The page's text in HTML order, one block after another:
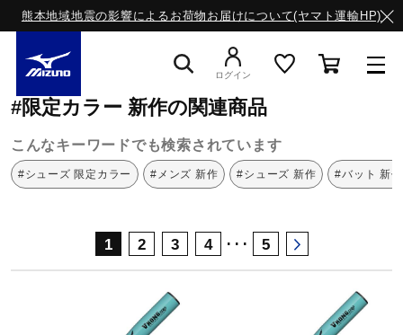
熊本地域地震の影響によるお荷物お届けについて(ヤマト運輸HP)
ライフスタイルウエア
ランニング
サッカー／フットサル
ログイン
ミズノ公式オンライン
#限定カラー 新作の関連商品
こんなキーワードでも検索されています
#シューズ 限定カラー #メンズ 新作 #シューズ 新作 #バット 新作
1 2 3 4 ･･･ 5